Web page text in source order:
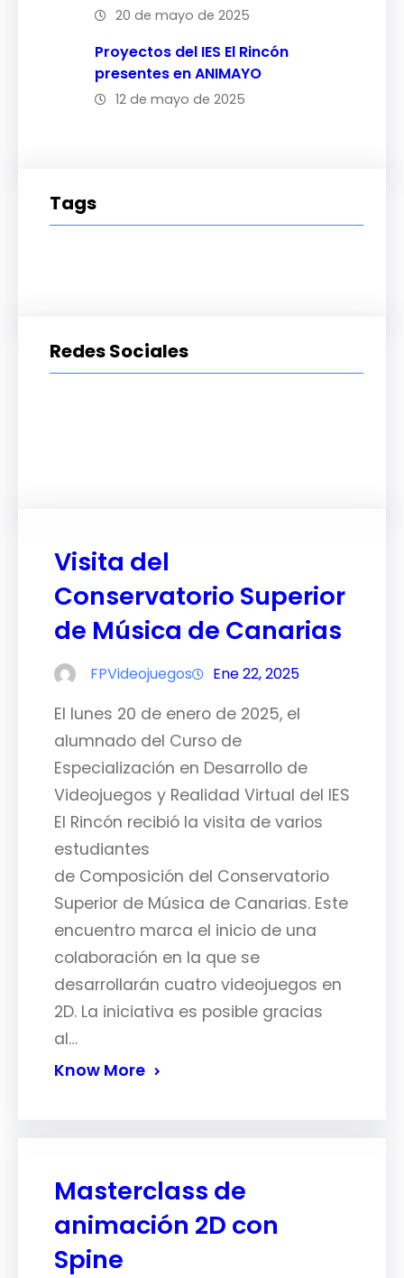
20 de mayo de 2025
Proyectos del IES El Rincón
presentes en ANIMAYO
12 de mayo de 2025
Tags
Redes Sociales
Visita del
Conservatorio Superior
de Música de Canarias
FPVideojuegos Ene 22, 2025
El lunes 20 de enero de 2025, el
alumnado del Curso de
Especialización en Desarrollo de
Videojuegos y Realidad Virtual del IES
El Rincón recibió la visita de varios
estudiantes
de Composición del Conservatorio
Superior de Música de Canarias. Este
encuentro marca el inicio de una
colaboración en la que se
desarrollarán cuatro videojuegos en
2D. La iniciativa es posible gracias
al…
Know More
Masterclass de
animación 2D con
Spine